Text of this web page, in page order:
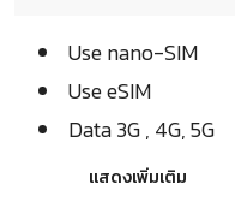
Use nano-SIM
Use eSIM
Data 3G , 4G, 5G
แสดงเพิ่มเติม